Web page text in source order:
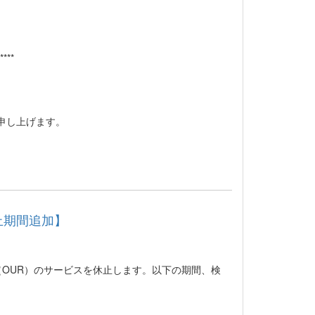
上げます。
間追加】
）のサービスを休止します。以下の期間、検